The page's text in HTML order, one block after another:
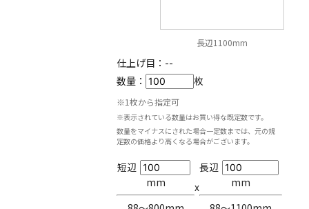
長辺1100mm
仕上げ目： --
数量：
枚
※1枚から指定可
※表示されている数量はお買い得な既定数です。
数量をマイナスにされた場合一定数までは、元の規
定数の価格より高くなる場合がございます。
短辺
mm
x
長辺
mm